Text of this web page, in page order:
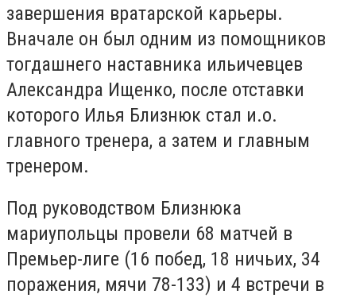
завершения вратарской карьеры.
Вначале он был одним из помощников
тогдашнего наставника ильичевцев
Александра Ищенко, после отставки
которого Илья Близнюк стал и.о.
главного тренера, а затем и главным
тренером.
Под руководством Близнюка
мариупольцы провели 68 матчей в
Премьер-лиге (16 побед, 18 ничьих, 34
поражения, мячи 78-133) и 4 встречи в